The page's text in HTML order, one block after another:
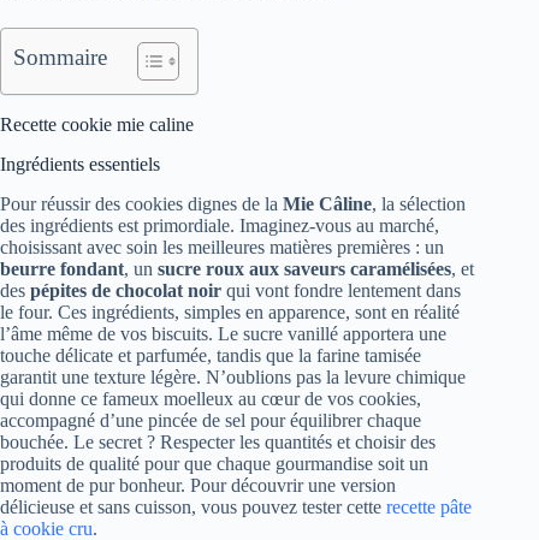
Sommaire
Recette cookie mie caline
Ingrédients essentiels
Pour réussir des cookies dignes de la Mie Câline, la sélection
des ingrédients est primordiale. Imaginez-vous au marché,
choisissant avec soin les meilleures matières premières : un
beurre fondant, un sucre roux aux saveurs caramélisées, et
des pépites de chocolat noir qui vont fondre lentement dans
le four. Ces ingrédients, simples en apparence, sont en réalité
l’âme même de vos biscuits. Le sucre vanillé apportera une
touche délicate et parfumée, tandis que la farine tamisée
garantit une texture légère. N’oublions pas la levure chimique
qui donne ce fameux moelleux au cœur de vos cookies,
accompagné d’une pincée de sel pour équilibrer chaque
bouchée. Le secret ? Respecter les quantités et choisir des
produits de qualité pour que chaque gourmandise soit un
moment de pur bonheur. Pour découvrir une version
délicieuse et sans cuisson, vous pouvez tester cette recette pâte
à cookie cru.